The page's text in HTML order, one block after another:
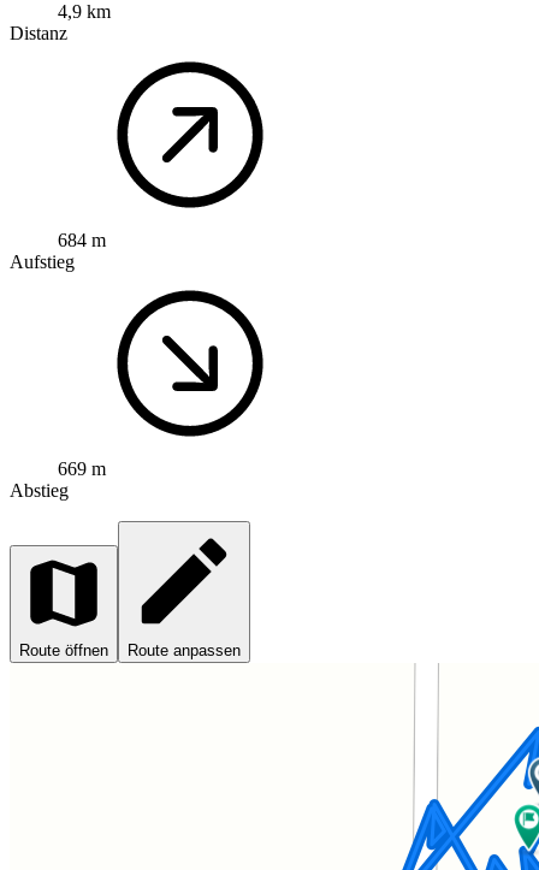
4,9 km
Distanz
684 m
Aufstieg
669 m
Abstieg
Route öffnen Route anpassen